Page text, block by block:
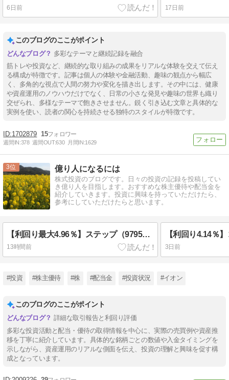
6日前 17日前
このブログのここがポイント
多彩なテーマと継続記録を融合
筋トレや投資など、継続的な取り組みの成果をリアルな体験を交えて伝え
る構成が特徴です。記事は個人の体験や金融活動、趣味の観点から幅広
く、多角的な視点で人間の努力や変化を描き出します。その中には、健康
や資産運用のノウハウだけでなく、日常の小さな発見や趣味の世界も織り
交ぜられ、多様なテーマで飽きさせません。鋭く引き込む文章と具体的な
実例を使い、読者の関心を持続させる独特のスタイルが特徴です。
1702879 15
週間IN:378 週間OUT:630 月間IN:1629
3 億り人になるには
株式投資のブログです。日々の投資の記録を投稿してい
き億り人を目指します。おすすめな株主優待や配当金を
紹介していきます。投資に興味を持っていただけたら、
参考にしていただけたらと思います。
【利回り最大4.96％】ステップ（9795）から配当金！
13時間前 3日前
#投資 #株主優待 #株 #配当金 #投資状況 #イオン
このブログのここがポイント
詳細な取引報告と利回り評価
多彩な投資活動と配当・優待の取得情報を中心に、実際の売買例や資産推
移を丁寧に紹介しています。具体的な銘柄ごとの数値や入金タイミングを
示しながら、資産運用のリアルな側面を伝え、投資の理解と興味を促す構
成となっています。